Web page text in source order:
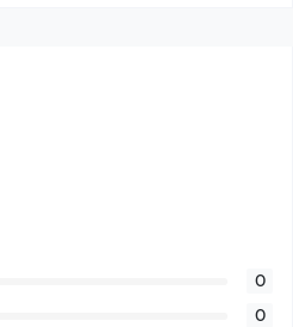
0
0